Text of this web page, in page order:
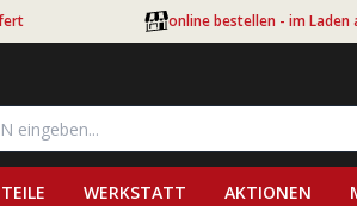
online bestellen - im Laden
WERKSTATT AKTIONEN